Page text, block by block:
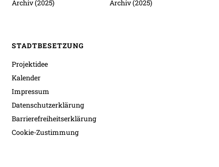
Archiv (2025)
Archiv (2025)
STADTBESETZUNG
Projektidee
Kalender
Impressum
Datenschutzerklärung
Barrierefreiheitserklärung
Cookie-Zustimmung